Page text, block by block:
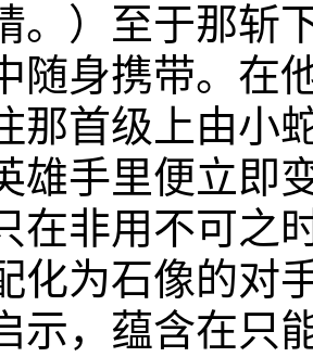
。）至于那斩
随身携带。在
那首级上由小
雄手里便立即
在非用不可之
化为石像的对
示，蕴含在只